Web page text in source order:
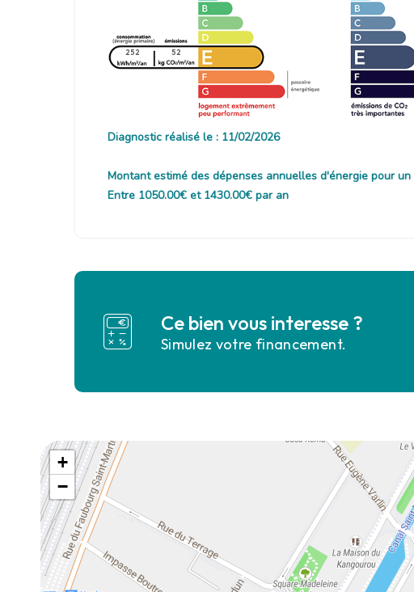
252 52
Diagnostic réalisé le : 11/02/2026
Montant estimé des dépenses annuelles d'énergie pour
Entre 1050.00€ et 1430.00€ par an
Ce bien vous interesse ?
Simulez votre financement.
+
−